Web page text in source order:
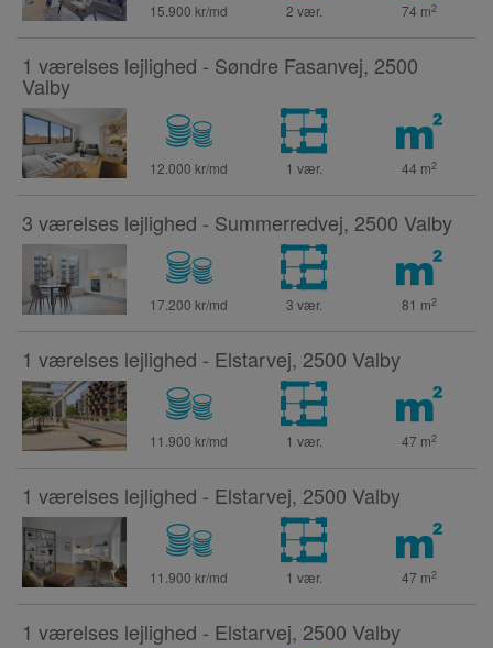
15.900 kr/md 2 vær. 74 m2
1 værelses lejlighed - Søndre Fasanvej, 2500
Valby
12.000 kr/md 1 vær. 44 m2
3 værelses lejlighed - Summerredvej, 2500 Valby
17.200 kr/md 3 vær. 81 m2
1 værelses lejlighed - Elstarvej, 2500 Valby
11.900 kr/md 1 vær. 47 m2
1 værelses lejlighed - Elstarvej, 2500 Valby
11.900 kr/md 1 vær. 47 m2
1 værelses lejlighed - Elstarvej, 2500 Valby